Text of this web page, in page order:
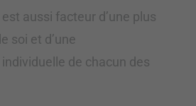
aussi facteur d’une plus
soi et d’une
de chacun des